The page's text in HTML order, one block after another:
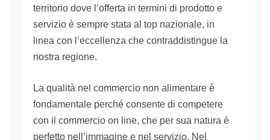
territorio dove l’offerta in termini di prodotto e
servizio è sempre stata al top nazionale, in
linea con l’eccellenza che contraddistingue la
nostra regione.
La qualità nel commercio non alimentare è
fondamentale perché consente di competere
con il commercio on line, che per sua natura è
perfetto nell’immagine e nel servizio. Nel